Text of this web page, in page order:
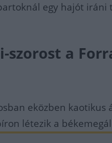
egy hajót iráni
szorost a
eközben kaotikus
létezik a